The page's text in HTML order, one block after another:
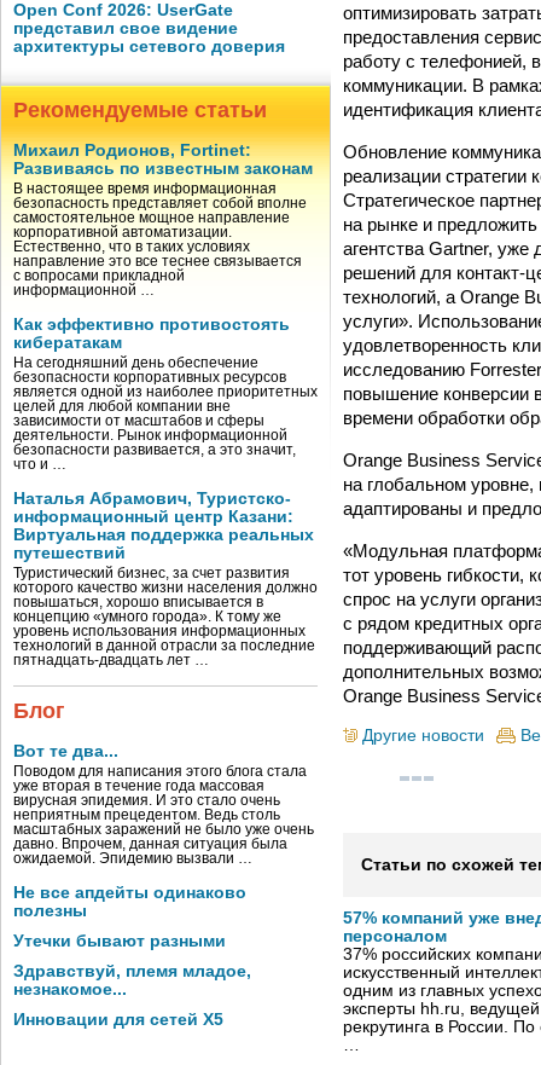
Open Conf 2026: UserGate
представил свое видение
архитектуры сетевого доверия
Рекомендуемые статьи
Михаил Родионов, Fortinet:
Развиваясь по известным законам
В настоящее время информационная
безопасность представляет собой вполне
самостоятельное мощное направление
корпоративной автоматизации.
Естественно, что в таких условиях
направление это все теснее связывается
с вопросами прикладной
информационной …
Как эффективно противостоять
кибератакам
На сегодняшний день обеспечение
безопасности корпоративных ресурсов
является одной из наиболее приоритетных
целей для любой компании вне
зависимости от масштабов и сферы
деятельности. Рынок информационной
безопасности развивается, а это значит,
что и …
Наталья Абрамович, Туристско-
информационный центр Казани:
Виртуальная поддержка реальных
путешествий
Туристический бизнес, за счет развития
которого качество жизни населения должно
повышаться, хорошо вписывается в
концепцию «умного города». К тому же
уровень использования информационных
технологий в данной отрасли за последние
пятнадцать-двадцать лет …
Блог
Вот те два...
Поводом для написания этого блога стала
уже вторая в течение года массовая
вирусная эпидемия. И это стало очень
неприятным прецедентом. Ведь столь
масштабных заражений не было уже очень
давно. Впрочем, данная ситуация была
ожидаемой. Эпидемию вызвали …
Не все апдейты одинаково
полезны
Утечки бывают разными
Здравствуй, племя младое,
незнакомое...
Инновации для сетей X5
оптимизировать
предоставления
работу с телефонией,
коммуникации. В
идентификация
Обновление
реализации
Стратегическое
на рынке и
агентства Gartner,
решений для контакт-
технологий, а Orange
услуги».
удовлетворенность
исследованию
повышение конверсии
времени обработки
Orange Business
на глобальном
адаптированы и
«Модульная
тот уровень
спрос на услуги
с рядом кредитных
поддерживающий
дополнительных
Orange Business
Другие новости
Статьи по схожей
57% компаний уже
персоналом
37% российских
искусственный
одним из главных
эксперты hh.ru,
рекрутинга в России.
…